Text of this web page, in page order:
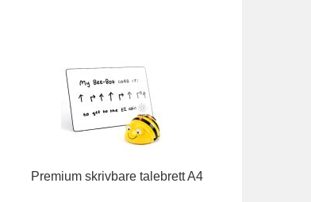
Premium skrivbare talebrett A4